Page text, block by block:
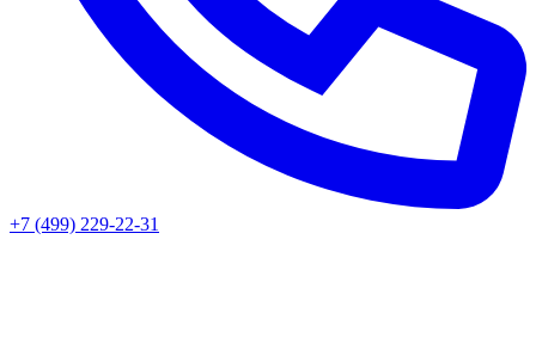
+7 (499) 229-22-31